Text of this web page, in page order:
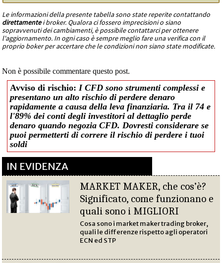
Le informazioni della presente tabella sono state reperite contattando
direttamentei broker. Qualora ci fossero imprecisioni o siano
sopravvenuti dei cambiamenti, è possibile contattarci per ottenere
l'aggiornamento. In ogni caso è sempre meglio fare una verifica con il
proprio boker per accertare che le condizioni non siano state modificate.
Non è possibile commentare questo post.
Avviso di rischio: I CFD sono strumenti complessi e
presentano un alto rischio di perdere denaro
rapidamente a causa della leva finanziaria. Tra il 74 e
l'89% dei conti degli investitori al dettaglio perde
denaro quando negozia CFD. Dovresti considerare se
puoi permetterti di correre il rischio di perdere i tuoi
soldi
IN EVIDENZA
MARKET MAKER, che cos’è?
Significato, come funzionano e
quali sono i MIGLIORI
Cosa sono i market maker trading broker,
quali le differenze rispetto agli operatori
ECN ed STP